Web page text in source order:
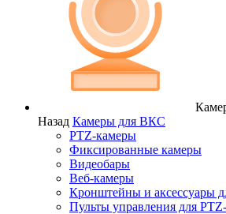
Назад Камеры для ВКС
PTZ-камеры
Фиксированные камеры
Видеобары
Веб-камеры
Кронштейны и аксессуары
Пульты управления для